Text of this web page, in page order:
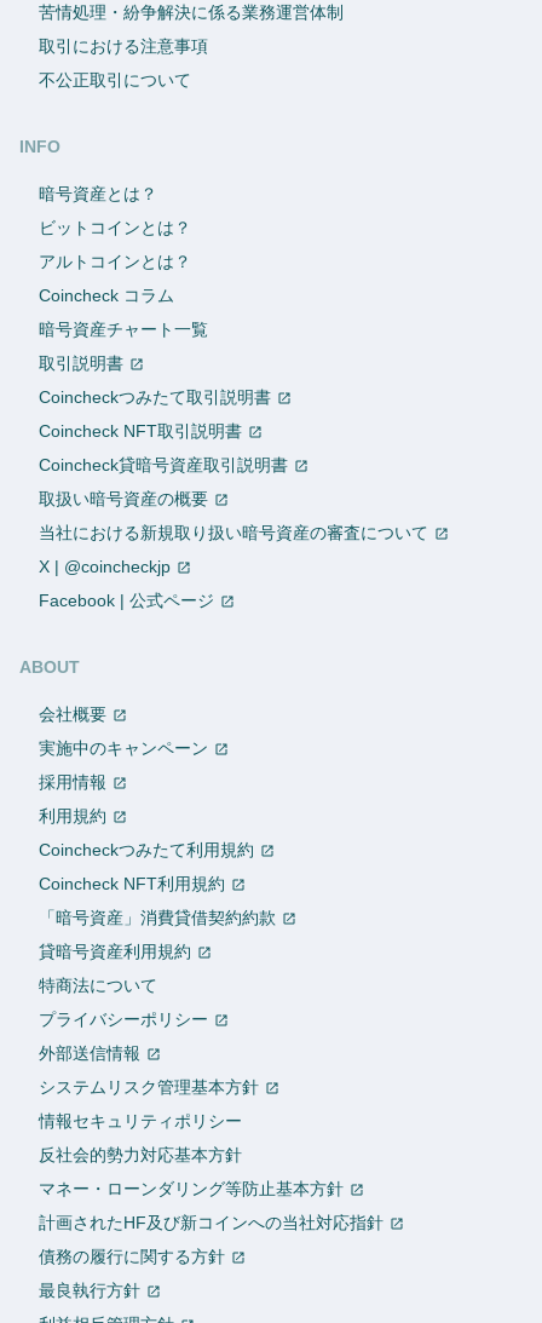
苦情処理・紛争解決に係る業務運営体制
取引における注意事項
不公正取引について
INFO
暗号資産とは？
ビットコインとは？
アルトコインとは？
Coincheck コラム
暗号資産チャート一覧
取引説明書
Coincheckつみたて取引説明書
Coincheck NFT取引説明書
Coincheck貸暗号資産取引説明書
取扱い暗号資産の概要
当社における新規取り扱い暗号資産の審査について
X | @coincheckjp
Facebook | 公式ページ
ABOUT
会社概要
実施中のキャンペーン
採用情報
利用規約
Coincheckつみたて利用規約
Coincheck NFT利用規約
「暗号資産」消費貸借契約約款
貸暗号資産利用規約
特商法について
プライバシーポリシー
外部送信情報
システムリスク管理基本方針
情報セキュリティポリシー
反社会的勢力対応基本方針
マネー・ローンダリング等防止基本方針
計画されたHF及び新コインへの当社対応指針
債務の履行に関する方針
最良執行方針